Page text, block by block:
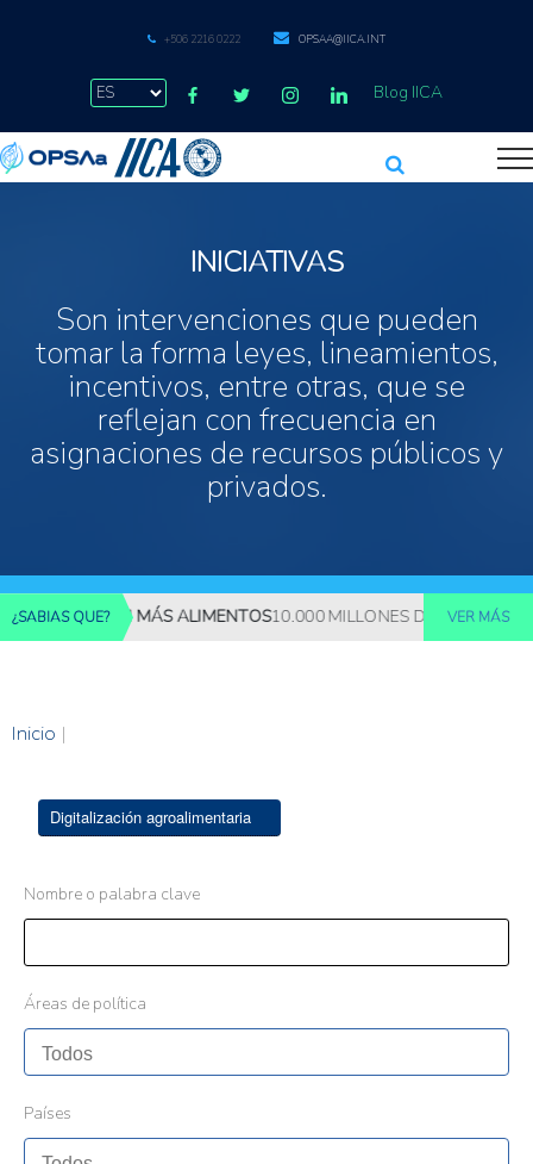
+506 2216 0222 OPSAA@IICA.INT
Blog IICA
INICIATIVAS
Son intervenciones que pueden
tomar la forma leyes, lineamientos,
incentivos, entre otras, que se
reflejan con frecuencia en
asignaciones de recursos públicos y
privados.
¿SABIAS QUE?MÁS ALIMENTOS10.000 MILLONES DE PERSONAS
VER MÁS
Inicio |
Digitalización agroalimentaria
Nombre o palabra clave
Áreas de política
Países